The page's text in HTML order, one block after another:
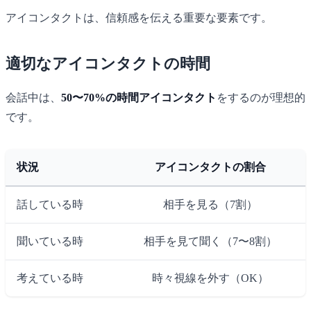
アイコンタクトは、信頼感を伝える重要な要素です。
適切なアイコンタクトの時間
会話中は、 50〜70%の時間アイコンタクト をするのが理想的
です。
状況 アイコンタクトの割合
話している時 相手を見る（7割）
聞いている時 相手を見て聞く（7〜8割）
考えている時 時々視線を外す（OK）